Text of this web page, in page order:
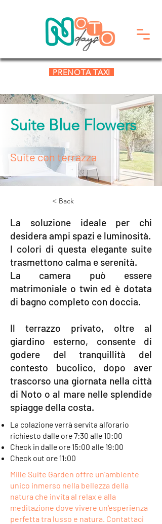
PRENOTA TAXI
Suite Blue Flowers
Suite con terrazza
< Back
La soluzione ideale per chi
desidera ampi spazi e luminosità.
I colori di questa elegante suite
trasmettono calma e serenità.
La camera può essere
matrimoniale o twin ed è dotata
di bagno completo con doccia.
Il terrazzo privato, oltre al
giardino esterno, consente di
godere del tranquillità del
contesto bucolico, dopo aver
trascorso una giornata nella città
di Noto o al mare nelle splendide
spiagge della costa.
La colazione verrà servita all'orario
richiesto dalle ore 7:30 alle 10:00
Check in dalle ore 15:00 alle 19:00
Check out ore 11:00
Mille Suite Garden offre un'ambiente
unico inmerso nella bellezza della
natura che invita al relax e alla
meditazione dove vivere un'esperienza
perfetta tra lusso e natura. Contattaci